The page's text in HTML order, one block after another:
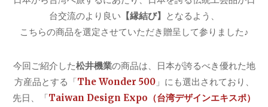
台交流のより良い 【縁結び】
となるよう、
こちらの商品を選定させていただき贈呈して参りました♪
今回ご紹介した松井機業の商品は、日本が誇るべき優れた地
方産品とする「The Wonder 500」にも選出されており、
先日、「Taiwan Design Expo（台湾デザインエキスポ）